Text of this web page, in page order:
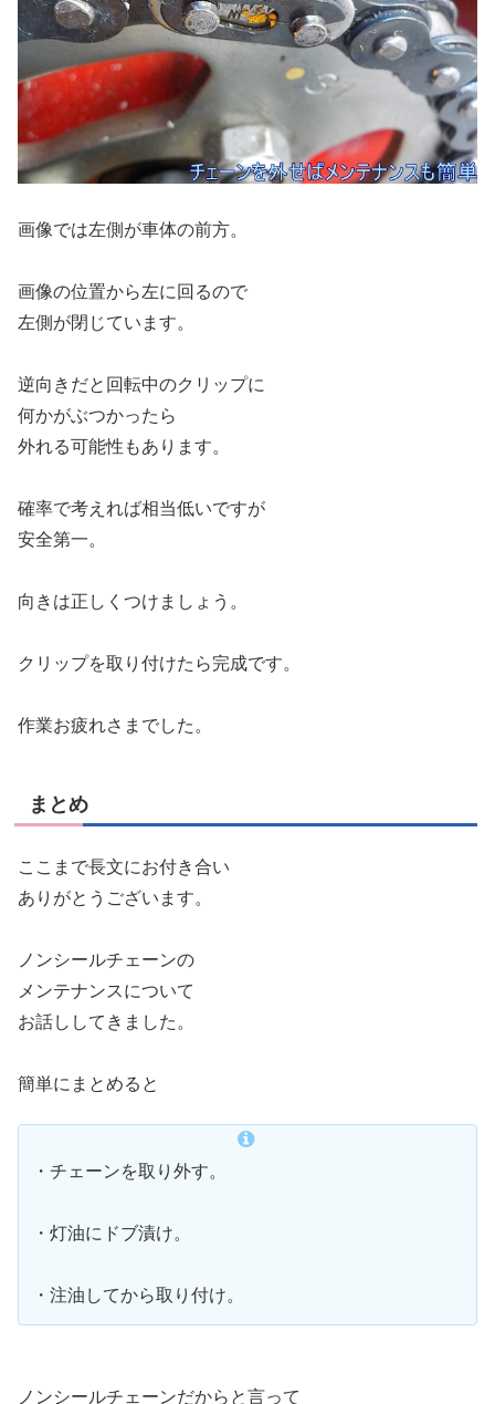
画像では左側が車体の前方。
画像の位置から左に回るので
左側が閉じています。
逆向きだと回転中のクリップに
何かがぶつかったら
外れる可能性もあります。
確率で考えれば相当低いですが
安全第一。
向きは正しくつけましょう。
クリップを取り付けたら完成です。
作業お疲れさまでした。
まとめ
ここまで長文にお付き合い
ありがとうございます。
ノンシールチェーンの
メンテナンスについて
お話ししてきました。
簡単にまとめると
・チェーンを取り外す。
・灯油にドブ漬け。
・注油してから取り付け。
ノンシールチェーンだからと言って